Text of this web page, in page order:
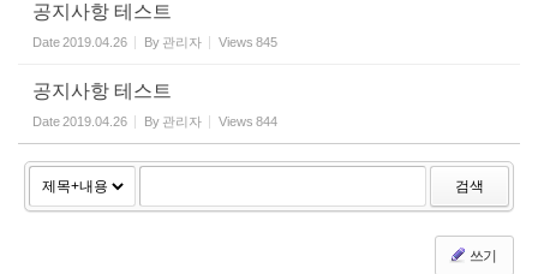
공지사항 테스트
Date2019.04.26 By 관리자 Views 845
공지사항 테스트
Date2019.04.26 By 관리자 Views 844
검색
쓰기